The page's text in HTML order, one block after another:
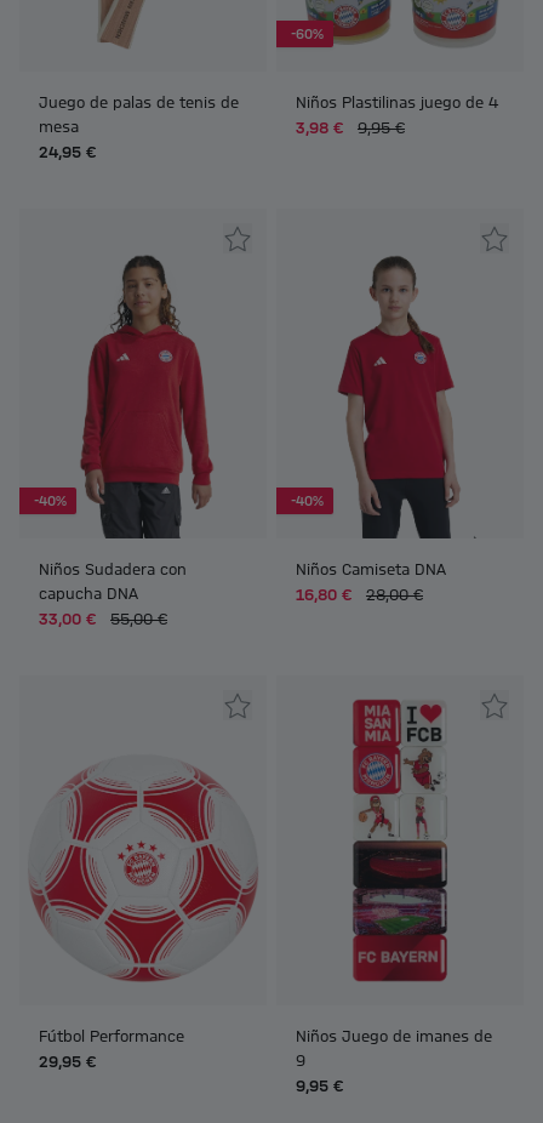
Juego de palas de tenis de
mesa
24,95 €
-60%
Niños Plastilinas juego de 4
3,98 €
9,95 €
-40%
Niños Sudadera con
capucha DNA
33,00 €
55,00 €
-40%
Niños Camiseta DNA
16,80 €
28,00 €
Fútbol Performance
29,95 €
Niños Juego de imanes de
9
9,95 €